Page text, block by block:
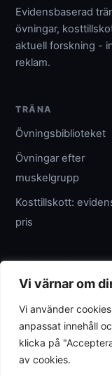
Vi värnar om
Vi använder
anpassat innehåll
klicka på
av cookies.
Evidensbaserad
övningar,
aktuell forskning -
reklam.
TRÄNA
Övningsbiblioteket
Övningar efter
muskelgrupp
Kosttillskott:
pris
UTGIVARE
Umpteenth
Org.nr 559183-